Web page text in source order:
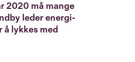
2020 må mange
leder energi-
å lykkes med